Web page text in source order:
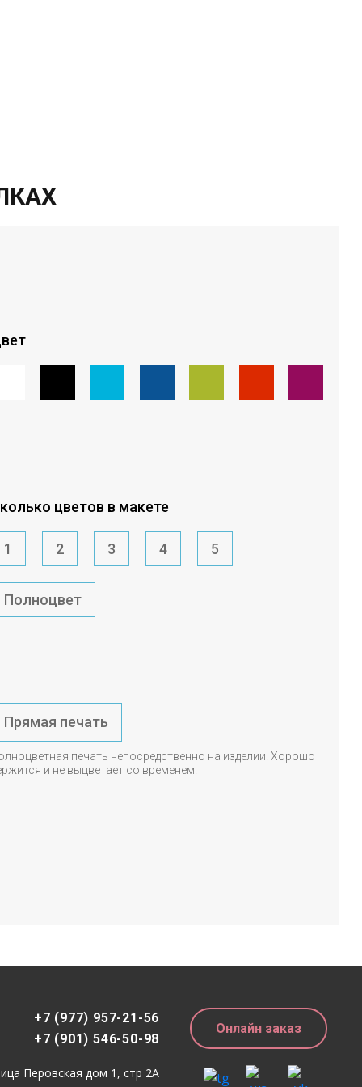
цветов в макете
1 2 3 4 5
Полноцвет
Прямая печать
печать непосредственно на изделии. Хорошо
и не выцветает со временем.
+7 (977) 957-21-56
+7 (901) 546-50-98
Перовская дом 1, стр 2А
Онлайн заказ